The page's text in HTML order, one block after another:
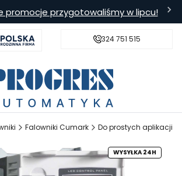
promocje przygotowaliśmy w lipcu!
Bezpieczna wysyłka
324 751 515
Falowniki Cumark Do prostych aplikacji
WYSYŁKA 24H